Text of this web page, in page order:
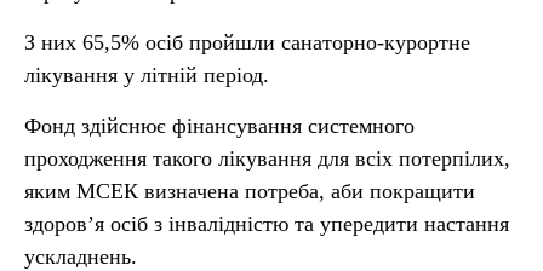
З них 65,5% осіб пройшли санаторно-курортне
лікування у літній період.
Фонд здійснює фінансування системного
проходження такого лікування для всіх потерпілих,
яким МСЕК визначена потреба, аби покращити
здоров’я осіб з інвалідністю та упередити настання
ускладнень.